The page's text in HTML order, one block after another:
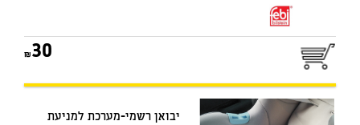
30
יבואן רשמי-מערכת למניעת